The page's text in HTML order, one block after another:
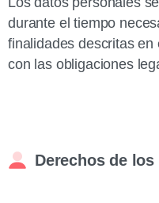
durante el tiempo
finalidades descritas
con las obligaciones
Derechos de